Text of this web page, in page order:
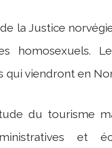
la Justice
homosexuels.
qui viendront en
du tourisme
et